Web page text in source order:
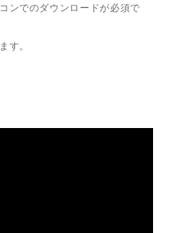
ンでのダウンロードが必須で
す。